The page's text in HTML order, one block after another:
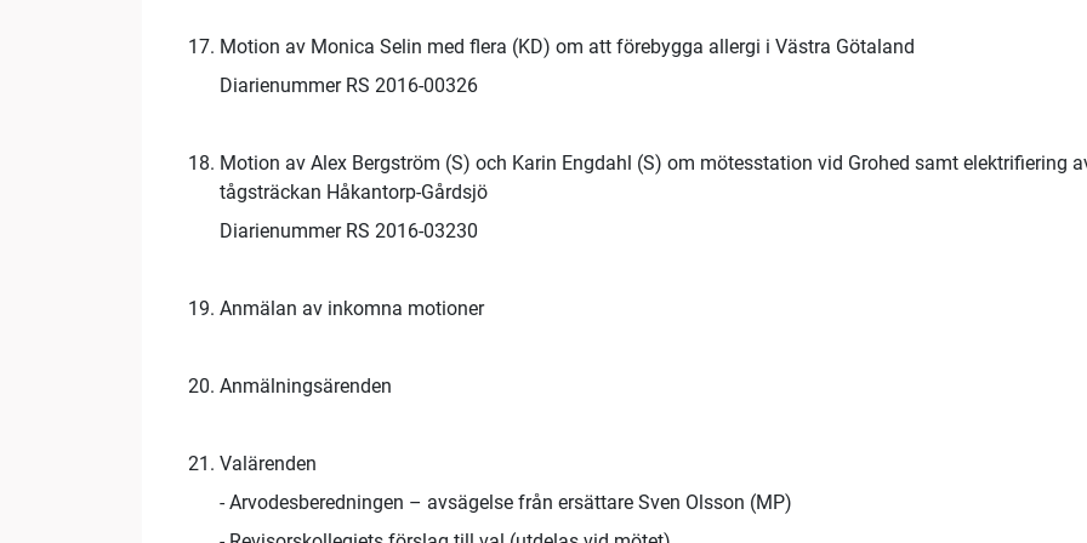
Motion av Monica Selin med flera (KD) om att förebygga allergi i Västra Götaland
Diarienummer RS 2016-00326
Motion av Alex Bergström (S) och Karin Engdahl (S) om mötesstation vid Grohed samt elektrifiering
tågsträckan Håkantorp-Gårdsjö
Diarienummer RS 2016-03230
Anmälan av inkomna motioner
Anmälningsärenden
Valärenden
- Arvodesberedningen – avsägelse från ersättare Sven Olsson (MP)